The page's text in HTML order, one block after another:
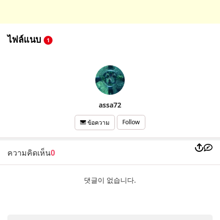
ไฟล์แนบ 1
assa72
ข้อความ Follow
ความคิดเห็น0
댓글이 없습니다.